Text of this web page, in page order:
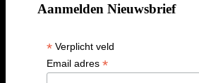
Aanmelden Nieuwsbrief
*Verplicht veld
Email adres *